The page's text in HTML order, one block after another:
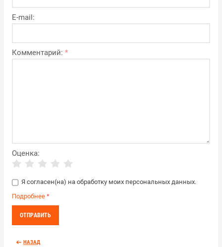
E-mail:
Комментарий: *
Оценка:
Я согласен(на) на обработку моих персональных данных.
Подробнее *
НАЗАД